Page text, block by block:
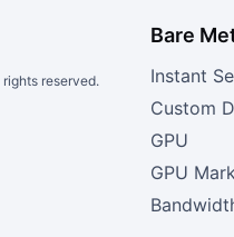
rights reserved.
Bare
Instant
Custom
GPU
GPU